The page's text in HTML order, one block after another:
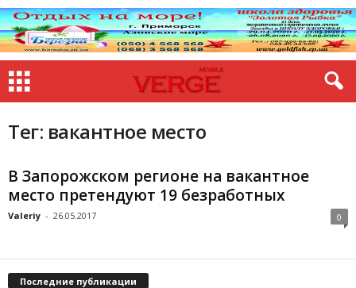
Тег: вакантное место
В Запорожском регионе на вакантное
место претендуют 19 безработных
Valeriy - 26.05.2017 0
Последние публикации